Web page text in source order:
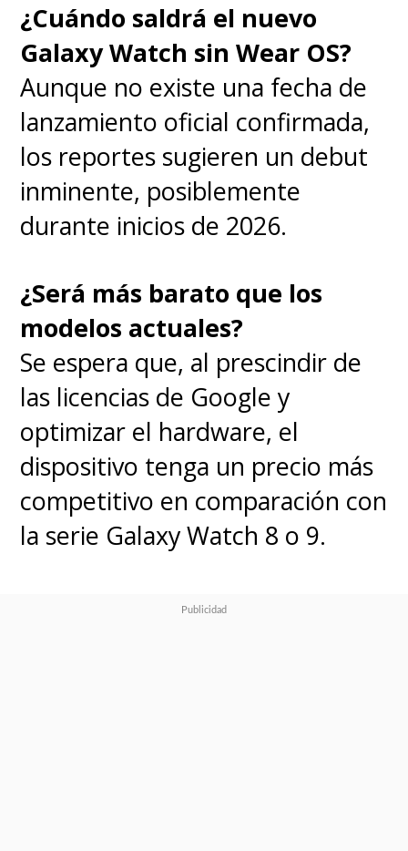
¿Cuándo saldrá el nuevo
Galaxy Watch sin Wear OS?
Aunque no existe una fecha de
lanzamiento oficial confirmada,
los reportes sugieren un debut
inminente, posiblemente
durante inicios de 2026.
¿Será más barato que los
modelos actuales?
Se espera que, al prescindir de
las licencias de Google y
optimizar el hardware, el
dispositivo tenga un precio más
competitivo en comparación con
la serie Galaxy Watch 8 o 9.